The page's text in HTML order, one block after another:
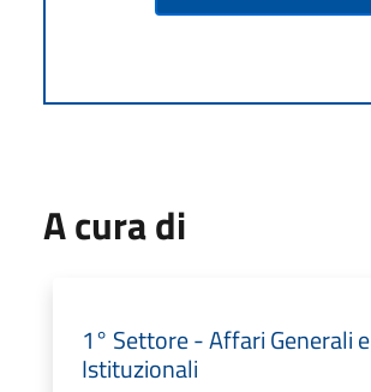
A cura di
1° Settore - Affari Generali e
Istituzionali